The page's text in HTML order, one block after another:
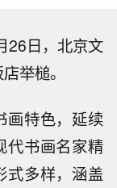
26日，北京文
举槌。
画特色，延续
代书画名家精
式多样，涵盖